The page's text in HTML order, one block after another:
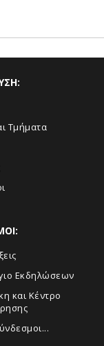
Τμήματα
Εκδηλώσεων
και Κέντρο